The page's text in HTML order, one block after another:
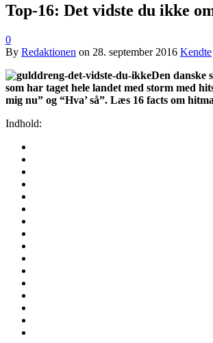
Top-16: Det vidste du ikke
0
By Redaktionen on 28. september 2016 Kendte
Den danske
som har taget hele landet med storm med
mig nu” og “Hva’ så”. Læs 16 facts om
Indhold: